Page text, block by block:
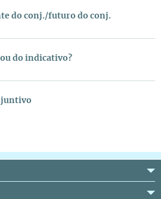
do conj./futuro do conj.
do indicativo?